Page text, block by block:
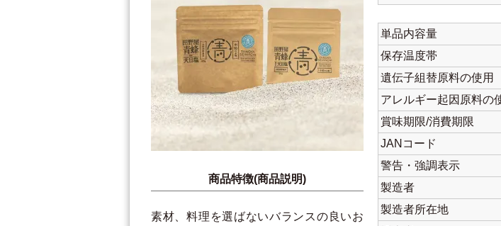
商品特徴(商品説明)
素材、料理を選ばないバランスの良いお
単品内容量
保存温度帯
遺伝子組替原料の使用
アレルギー起因原料の
賞味期限/消費期限
JANコード
警告・強調表示
製造者
製造者所在地